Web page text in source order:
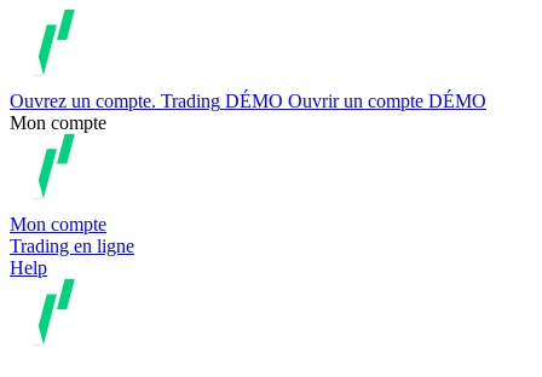
Ouvrez un compte. Trading DÉMO Ouvrir un compte DÉMO
Mon compte
Mon compte
Trading en ligne
Help